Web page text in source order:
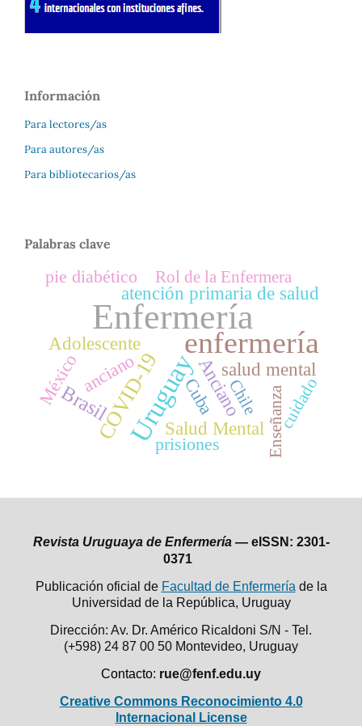
Información
Para lectores/as
Para autores/as
Para bibliotecarios/as
Palabras clave
Enfermería
enfermería
Uruguay
COVID-19
Brasil
Adolescente
atención primaria de salud
Anciano
Salud Mental
salud mental
pie diabético
prisiones
México Cuba
anciano
Rol de la Enfermera
Enseñanza
Chile cuidado
Revista Uruguaya de Enfermería — eISSN: 2301-
0371
Publicación oficial de Facultad de Enfermería de la
Universidad de la República, Uruguay
Dirección: Av. Dr. Américo Ricaldoni S/N - Tel.
(+598) 24 87 00 50 Montevideo, Uruguay
Contacto: rue@fenf.edu.uy
Creative Commons Reconocimiento 4.0
Internacional License